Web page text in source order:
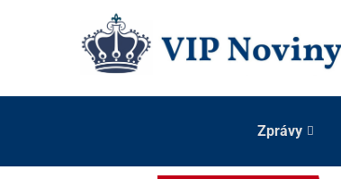
Zprávy